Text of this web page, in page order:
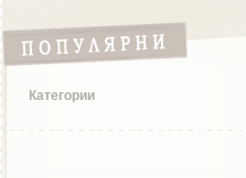
Категории